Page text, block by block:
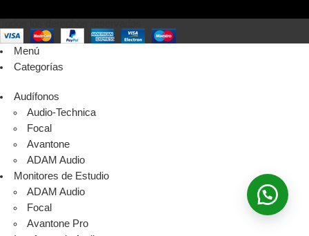
Menú
Categorías
Audífonos
Audio-Technica
Focal
Avantone
ADAM Audio
Monitores de Estudio
ADAM Audio
Focal
Avantone Pro